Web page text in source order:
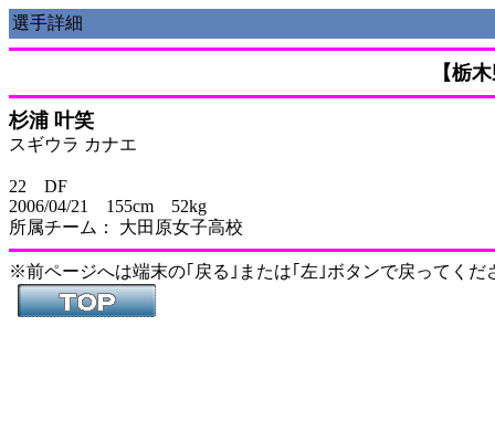
選手詳細
【栃
杉浦 叶笑
スギウラ カナエ
22 DF
2006/04/21 155cm 52kg
所属チーム： 大田原女子高校
※前ページへは端末の｢戻る｣または｢左｣ボタンで戻ってくだ